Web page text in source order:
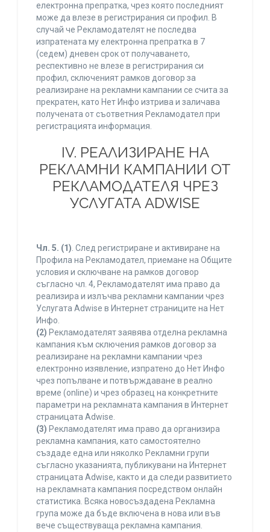
електронна препратка, чрез която последният
може да влезе в регистрирания си профил. В
случай че Рекламодателят не последва
изпратената му електронна препратка в 7
(седем) дневен срок от получаването,
респективно не влезе в регистрирания си
профил, сключеният рамков договор за
реализиране на рекламни кампании се счита за
прекратен, като Нет Инфо изтрива и заличава
получената от съответния Рекламодател при
регистрацията информация.
IV. РЕАЛИЗИРАНЕ НА
РЕКЛАМНИ КАМПАНИИ ОТ
РЕКЛАМОДАТЕЛЯ ЧРЕЗ
УСЛУГАТА ADWISE
Чл. 5. (1). След регистриране и активиране на
Профила на Рекламодател, приемане на Общите
условия и сключване на рамков договор
съгласно чл. 4, Рекламодателят има право да
реализира и излъчва рекламни кампании чрез
Услугата Adwise в Интернет страниците на Нет
Инфо.
(2) Рекламодателят заявява отделна рекламна
кампания към сключения рамков договор за
реализиране на рекламни кампании чрез
електронно изявление, изпратено до Нет Инфо
чрез попълване и потвърждаване в реално
време (online) и чрез образец на конкретните
параметри на рекламната кампания в Интернет
страницата Adwise.
(3) Рекламодателят има право да организира
рекламна кампания, като самостоятелно
създаде една или няколко Рекламни групи
съгласно указанията, публикувани на Интернет
страницата Adwise, както и да следи развитието
на рекламната кампания посредством онлайн
статистика. Всяка новосъздадена Рекламна
група може да бъде включена в нова или във
вече съществуваща рекламна кампания.